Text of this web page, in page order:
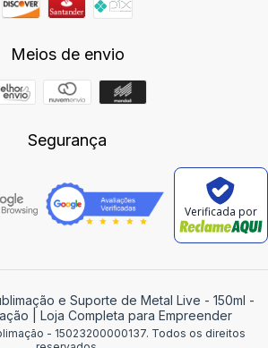
Meios de envio
Segurança
Verificada por
e Suporte de Metal Live - 150ml -
| Loja Completa para Empreender
- 15023200000137. Todos os direitos